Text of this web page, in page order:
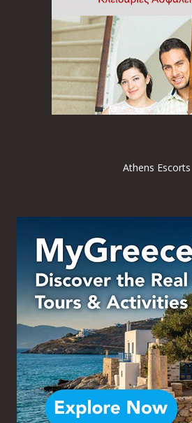
Athens Escorts